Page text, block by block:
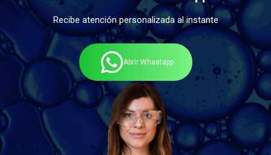
Recibe atención personalizada al instante
Abrir Whastapp